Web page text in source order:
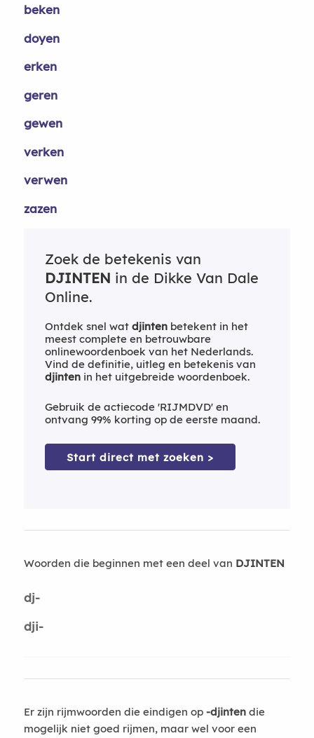
beken
doyen
erken
geren
gewen
verken
verwen
zazen
Zoek de betekenis van
DJINTEN in de Dikke Van Dale
Online.
Ontdek snel wat djintenbetekent in het
meest complete en betrouwbare
onlinewoordenboek van het Nederlands.
Vind de definitie, uitleg en betekenis van
djintenin het uitgebreide woordenboek.
Gebruik de actiecode 'RIJMDVD' en
ontvang 99% korting op de eerste maand.
Start direct met zoeken >
Woorden die beginnen met een deel van DJINTEN
dj-
dji-
Er zijn rijmwoorden die eindigen op -djintendie
mogelijk niet goed rijmen, maar wel voor een